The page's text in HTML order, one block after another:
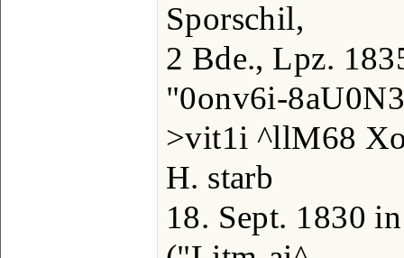
Sporschil,
2 Bde., Lpz.
"0onv6i-
>vit1i ^llM68
H. starb
18. Sept. 1830